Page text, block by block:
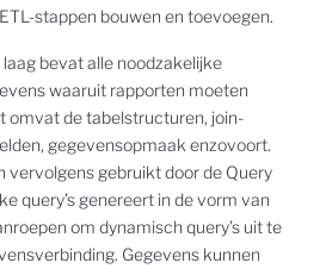
stappen bouwen en toevoegen.
laag bevat alle noodzakelijke
waaruit rapporten moeten
omvat de tabelstructuren, join-
gegevensopmaak enzovoort.
vervolgens gebruikt door de Query
query’s genereert in de vorm van
om dynamisch query’s uit te
Gegevens kunnen